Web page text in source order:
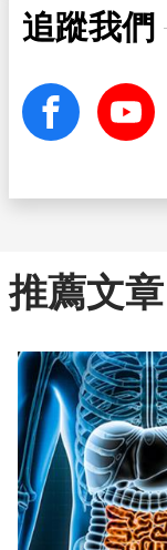
追蹤我們
facebook Youtube
推薦文章